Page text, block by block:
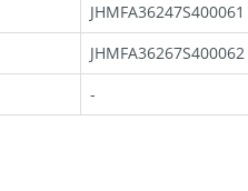
JHMFA36247S400061
JHMFA36267S400062
-